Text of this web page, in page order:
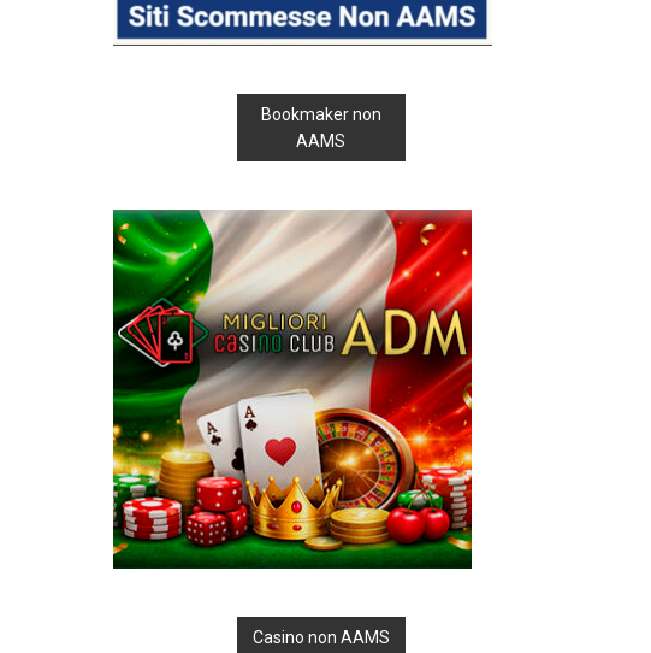
Bookmaker non
AAMS
Casino non AAMS